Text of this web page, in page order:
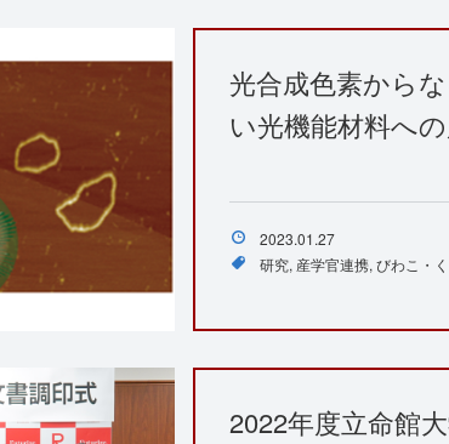
光合成色素から
い光機能材料へ
2023.01.27
研究 産学官連携 びわこ・
2022年度立命館